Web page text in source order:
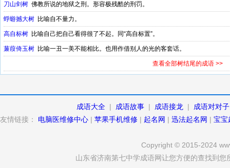
刀山剑树 佛教所说的地狱之刑。形容极残酷的刑罚。
蜉蝣撼大树 比喻自不量力。
高自标树 比喻自己把自己看得很了不起。同“高自标置”。
蒹葭倚玉树 比喻一丑一美不能相比。也用作借别人的光的客套话。
查看全部树结尾的成语 >>
成语大全 | 成语故事 | 成语接龙 |
成语对对子
友情链接：
电脑医维修中心 | 苹果手机维修 | 起名网 | 迅法起名网 | 宝宝
Copyright © 2015-2024
山东省济南第七中学成语网让您方便的查找到您